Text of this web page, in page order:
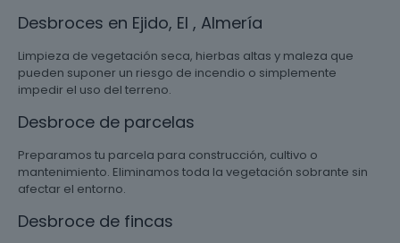
Desbroces en Ejido, El , Almería
Limpieza de vegetación seca, hierbas altas y maleza que
pueden suponer un riesgo de incendio o simplemente
impedir el uso del terreno.
Desbroce de parcelas
Preparamos tu parcela para construcción, cultivo o
mantenimiento. Eliminamos toda la vegetación sobrante sin
afectar el entorno.
Desbroce de fincas